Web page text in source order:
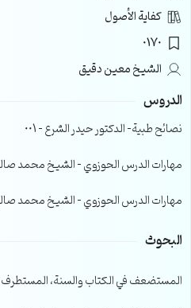
كفاية الأصول
0170
الشيخ معين دقيق
الدروس
نصائح طبية- الدكتور حيدر الشرع – 001
مهارات الدرس الحوزوي – الشيخ محمد صالح –
مهارات الدرس الحوزوي – الشيخ محمد صالح –
البحوث
المستضعف في الكتاب والسنة،